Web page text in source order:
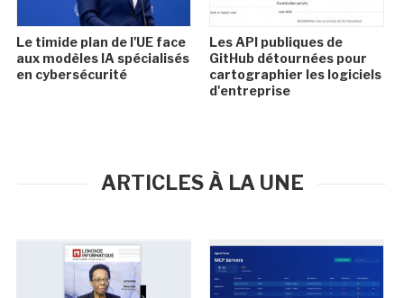
Le timide plan de l'UE face
aux modèles IA spécialisés
en cybersécurité
Les API publiques de
GitHub détournées pour
cartographier les logiciels
d'entreprise
ARTICLES À LA UNE